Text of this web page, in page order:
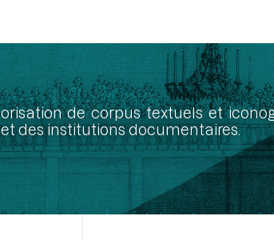
de corpus textuels et
des institutions documentaires.